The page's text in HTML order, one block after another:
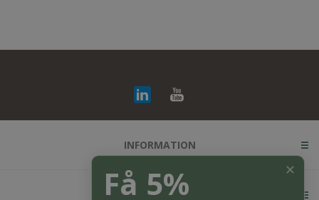
INFORMATION
KUNDESERVICE
✕
Få 5%